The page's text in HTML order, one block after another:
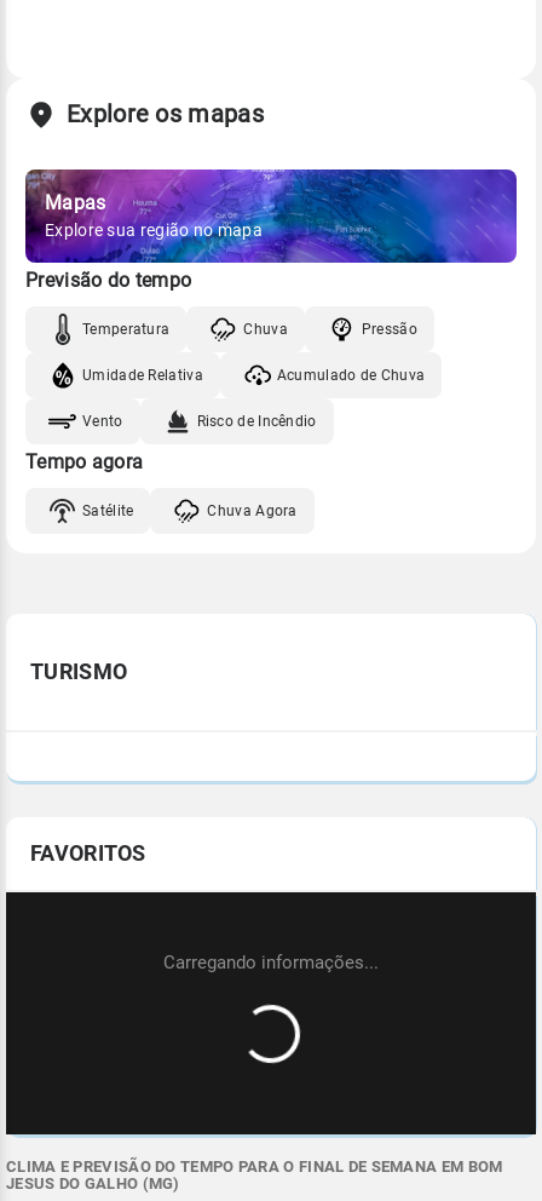
Explore os mapas
Mapas
Explore sua região no mapa
Previsão do tempo
Temperatura Chuva Pressão
Umidade Relativa Acumulado de Chuva
Vento Risco de Incêndio
Tempo agora
Satélite Chuva Agora
TURISMO
FAVORITOS
CLIMA E PREVISÃO DO TEMPO PARA O FINAL DE SEMANA EM BOM
JESUS DO GALHO (MG)